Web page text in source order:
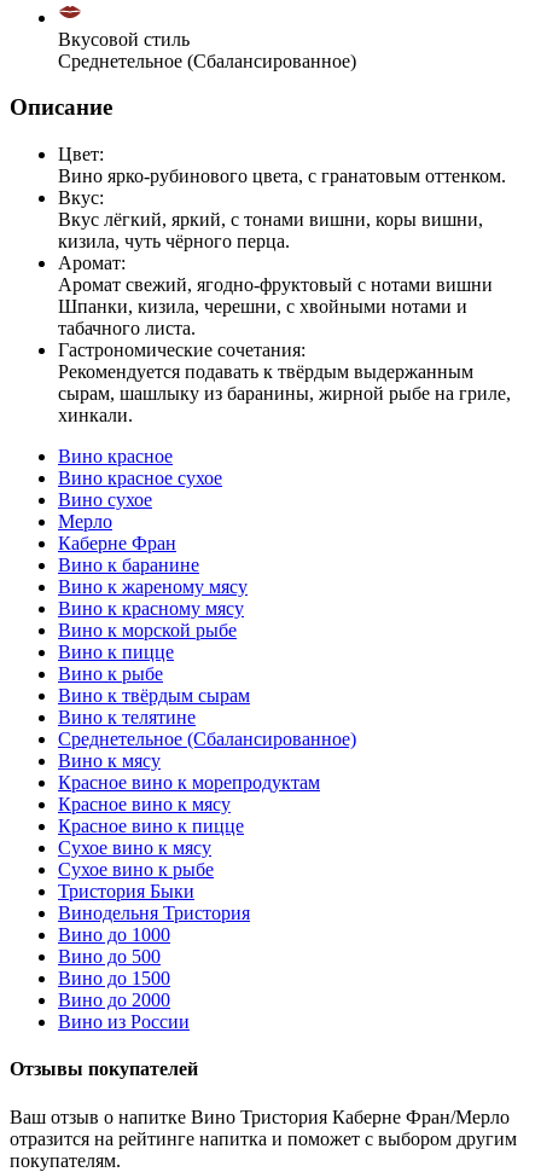
Вкусовой стиль
Среднетельное (Сбалансированное)
Описание
Цвет:
Вино ярко-рубинового цвета, с гранатовым оттенком.
Вкус:
Вкус лёгкий, яркий, с тонами вишни, коры вишни,
кизила, чуть чёрного перца.
Аромат:
Аромат свежий, ягодно-фруктовый с нотами вишни
Шпанки, кизила, черешни, с хвойными нотами и
табачного листа.
Гастрономические сочетания:
Рекомендуется подавать к твёрдым выдержанным
сырам, шашлыку из баранины, жирной рыбе на гриле,
хинкали.
Вино красное
Вино красное сухое
Вино сухое
Мерло
Каберне Фран
Вино к баранине
Вино к жареному мясу
Вино к красному мясу
Вино к морской рыбе
Вино к пицце
Вино к рыбе
Вино к твёрдым сырам
Вино к телятине
Среднетельное (Сбалансированное)
Вино к мясу
Красное вино к морепродуктам
Красное вино к мясу
Красное вино к пицце
Сухое вино к мясу
Сухое вино к рыбе
Тристория Быки
Винодельня Тристория
Вино до 1000
Вино до 500
Вино до 1500
Вино до 2000
Вино из России
Отзывы покупателей
Ваш отзыв о напитке Вино Тристория Каберне Фран/Мерло
отразится на рейтинге напитка и поможет с выбором другим
покупателям.